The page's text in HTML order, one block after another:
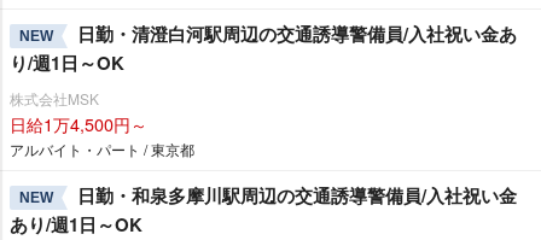
NEW
日勤・清澄白河駅周辺の交通誘導警備員/入社祝い金あ
り/週1日～OK
株式会社MSK
日給1万4,500円～
アルバイト・パート / 東京都
NEW
日勤・和泉多摩川駅周辺の交通誘導警備員/入社祝い金
あり/週1日～OK